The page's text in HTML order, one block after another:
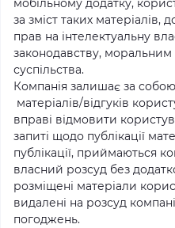
мобільному додатку,
за зміст таких
прав на інтелектуальну
законодавству,
суспільства.
Компанія залишає за
матеріалів/відгуків
вправі відмовити
запиті щодо публікації
публікації, приймаються
власний розсуд без
розміщені матеріали
видалені на розсуд
погоджень.